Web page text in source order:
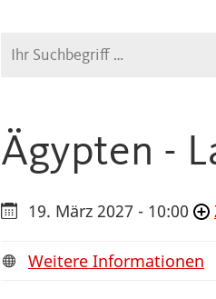
Suche
Ägypten -
19. März 2027 - 10:00
Weitere Informationen